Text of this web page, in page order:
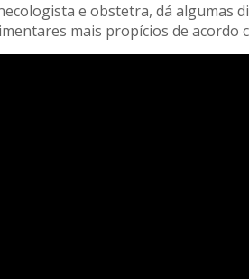
e obstetra, dá algumas
mais propícios de acordo